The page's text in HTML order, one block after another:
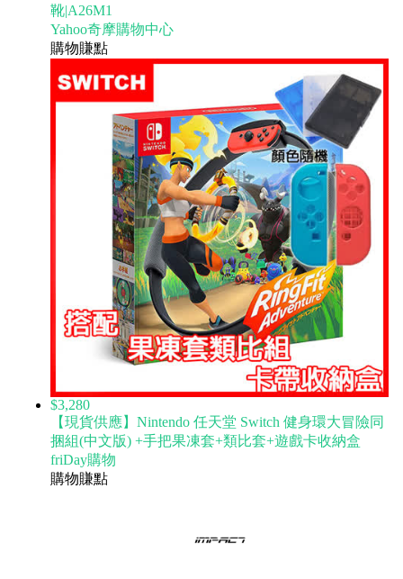
靴|A26M1
Yahoo奇摩購物中心
購物賺點
$3,280
【現貨供應】Nintendo 任天堂 Switch 健身環大冒險同
捆組(中文版) +手把果凍套+類比套+遊戲卡收納盒
friDay購物
購物賺點